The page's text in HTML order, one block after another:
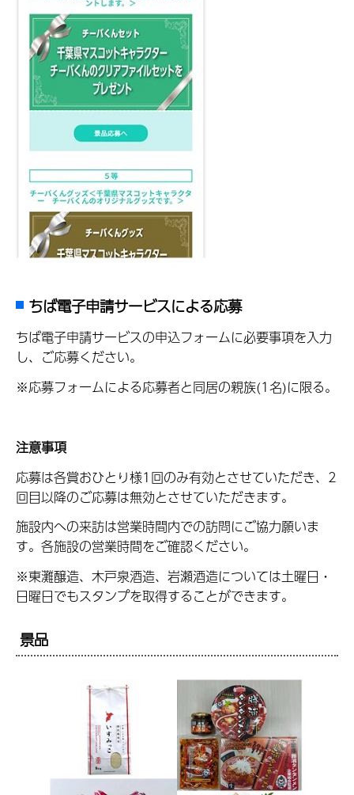
ちば電子申請サービスによる応募
ちば電子申請サービスの申込フォームに必要事項を入力
し、ご応募ください。
※応募フォームによる応募者と同居の親族(1名)に限る。
注意事項
応募は各賞おひとり様1回のみ有効とさせていただき、2
回目以降のご応募は無効とさせていただきます。
施設内への来訪は営業時間内での訪問にご協力願いま
す。各施設の営業時間をご確認ください。
※東灘醸造、木戸泉酒造、岩瀬酒造については土曜日・
日曜日でもスタンプを取得することができます。
景品